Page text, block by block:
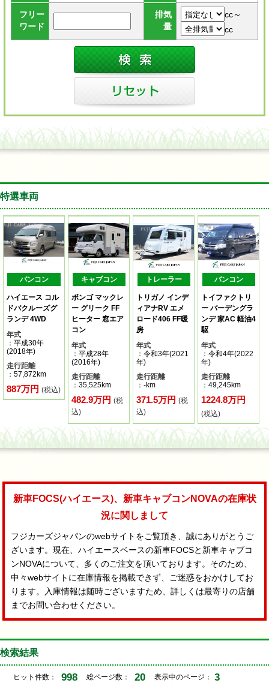
フリー
ワード
排気
量
cc～
cc
特選車両
バンコン
ハイエース コル
ドバクルーズグ
ランデ 4WD
年式
：平成30年
(2018年)
走行距離
：57,872km
887万円 (税込)
キャブコン
ボンゴ マックレ
ー グリーク FF
ヒーター 窓エア
コン
年式
：平成28年
(2016年)
走行距離
：35,525km
482.9万円(税
込)
トレーラー
トリガノ インデ
ィアナRV エメ
ロード406 FF暖
房
年式
：令和3年(2021
年)
走行距離
：-km
371.5万円(税
込)
バンコン
トイファクトリ
ー バーデングラ
ンデ 家AC 軽油4
駆
年式
：令和4年(2022
年)
走行距離
：49,245km
1224.8万円
(税込)
新車FOCS(ハイエース)、新車キャブコンNOVAの在庫状
況に関しまして
フジカーズジャパンのwebサイトをご覧頂き、誠にありがとうご
ざいます。現在、ハイエースベースの新車FOCSと新車キャブコ
ンNOVAについて、多くのご注文を頂いております。そのため、
中々webサイトに在庫情報を掲載できず、ご迷惑をおかけしてお
ります。入庫情報は随時ございますため、詳しくは最寄りの店舗
までお問い合わせください。
検索結果
ヒット件数： 998 総ページ数： 20 表示中のページ： 3